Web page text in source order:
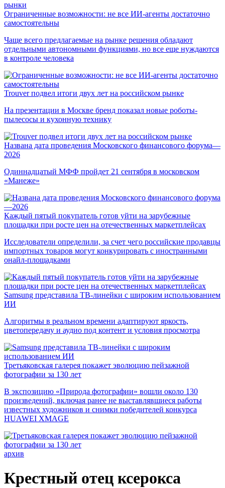
рынки
Ограниченные возможности: не все ИИ-агенты достаточно
самостоятельны
Чаще всего предлагаемые на рынке решения обладают
отдельными автономными функциями, но все еще нуждаются
в контроле человека
Trouver подвел итоги двух лет на российском рынке
На презентации в Москве бренд показал новые роботы-
пылесосы и кухонную технику
Названа дата проведения Московского финансового форума—
2026
Одиннадцатый МФФ пройдет 21 сентября в московском
«Манеже»
Каждый пятый покупатель готов уйти на зарубежные
площадки при росте цен на отечественных маркетплейсах
Исследователи определили, за счет чего российские продавцы
импортных товаров могут конкурировать с иностранными
онайл-площадками
Samsung представила ТВ-линейки с широким использованием
ИИ
Алгоритмы в реальном времени адаптируют яркость,
цветопередачу и аудио под контент и условия просмотра
Третьяковская галерея покажет эволюцию пейзажной
фотографии за 130 лет
В экспозицию «Природа фотографии» вошли около 130
произведений, включая ранее не выставлявшиеся работы
известных художников и снимки победителей конкурса
HUAWEI XMAGE
архив
Крестный отец ксерокса